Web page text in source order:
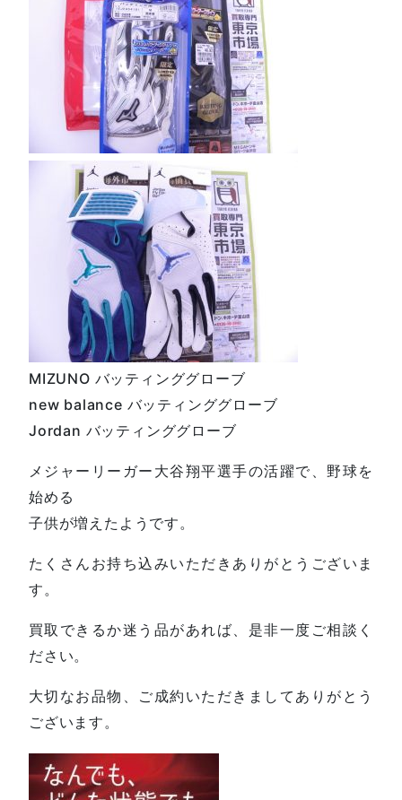
MIZUNO バッティンググローブ
new balance バッティンググローブ
Jordan バッティンググローブ
メジャーリーガー大谷翔平選手の活躍で、野球を
始める
子供が増えたようです。
たくさんお持ち込みいただきありがとうございま
す。
買取できるか迷う品があれば、是非一度ご相談く
ださい。
大切なお品物、ご成約いただきましてありがとう
ございます。